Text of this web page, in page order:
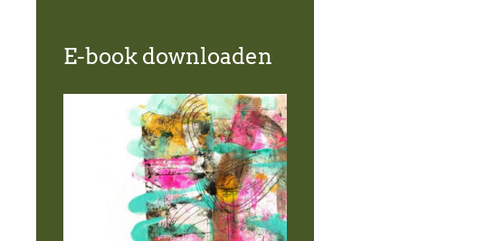
E-book downloaden